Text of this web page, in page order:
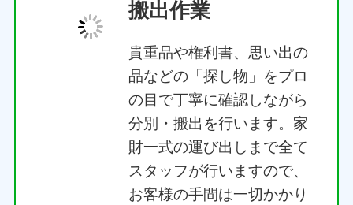
品などの「探し物」をプロ
分別・搬出を行います。家
財一式の運び出しまで全て
スタッフが行いますので、
お客様の手間は一切かかり
ません。